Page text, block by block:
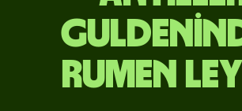
Rumen